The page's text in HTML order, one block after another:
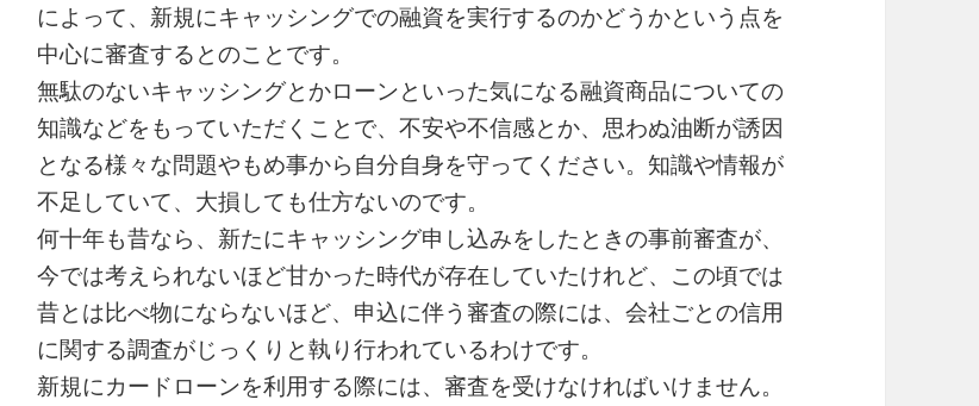
によって、新規にキャッシングでの融資を実行するのかどうかという点を
中心に審査するとのことです。
無駄のないキャッシングとかローンといった気になる融資商品についての
知識などをもっていただくことで、不安や不信感とか、思わぬ油断が誘因
となる様々な問題やもめ事から自分自身を守ってください。知識や情報が
不足していて、大損しても仕方ないのです。
何十年も昔なら、新たにキャッシング申し込みをしたときの事前審査が、
今では考えられないほど甘かった時代が存在していたけれど、この頃では
昔とは比べ物にならないほど、申込に伴う審査の際には、会社ごとの信用
に関する調査がじっくりと執り行われているわけです。
新規にカードローンを利用する際には、審査を受けなければいけません。